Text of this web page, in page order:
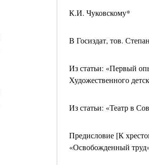
К.И. Чуковскому*
В Госиздат, тов.
Из статьи: «Первый
Художественного
Из статьи: «Театр в
Предисловие [К
«Освобожденный